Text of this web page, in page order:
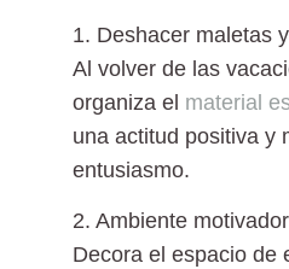
1. Deshacer maletas
Al volver de las
organiza el material
una actitud positiva y
entusiasmo.
2. Ambiente motivador
Decora el espacio de